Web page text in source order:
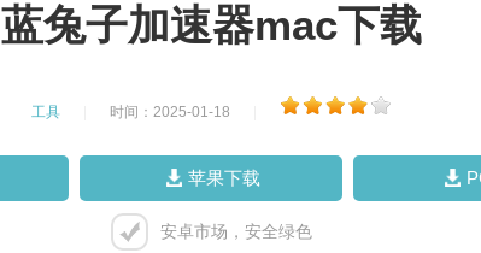
蓝兔子加速器mac下载
工具 时间：2025-01-18
苹果下载
安卓市场，安全绿色